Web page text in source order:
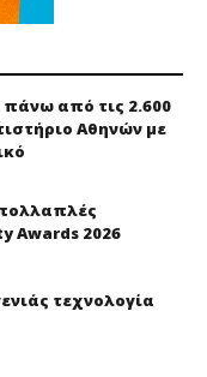
πάνω από τις 2.600
Αθηνών με
Awards 2026
τεχνολογία